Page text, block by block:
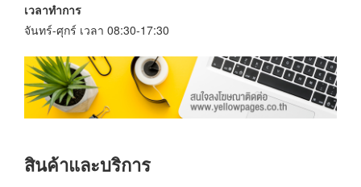
เวลาทำการ
จันทร์-ศุกร์ เวลา 08:30-17:30
สินค้าและบริการ